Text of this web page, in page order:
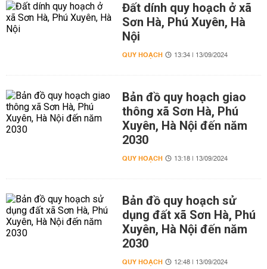
Đất dính quy hoạch ở xã
Sơn Hà, Phú Xuyên, Hà
Nội
QUY HOẠCH 13:34 | 13/09/2024
Bản đồ quy hoạch giao
thông xã Sơn Hà, Phú
Xuyên, Hà Nội đến năm
2030
QUY HOẠCH 13:18 | 13/09/2024
Bản đồ quy hoạch sử
dụng đất xã Sơn Hà, Phú
Xuyên, Hà Nội đến năm
2030
QUY HOẠCH 12:48 | 13/09/2024